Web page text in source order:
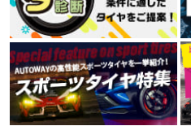
トラベルスター
TRAVELSTAR（
置くブランドです
立し、北米市場の
総合評価：16件